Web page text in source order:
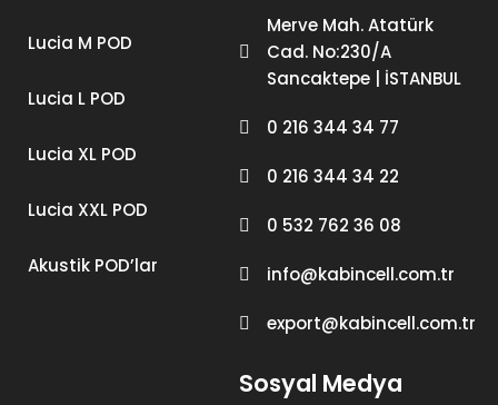
Lucia M POD
Lucia L POD
Lucia XL POD
Lucia XXL POD
Akustik POD’lar
Merve Mah. Atatürk
Cad. No:230/A
Sancaktepe | İSTANBUL
0 216 344 34 77
0 216 344 34 22
0 532 762 36 08
info@kabincell.com.tr
export@kabincell.com.tr
Sosyal Medya